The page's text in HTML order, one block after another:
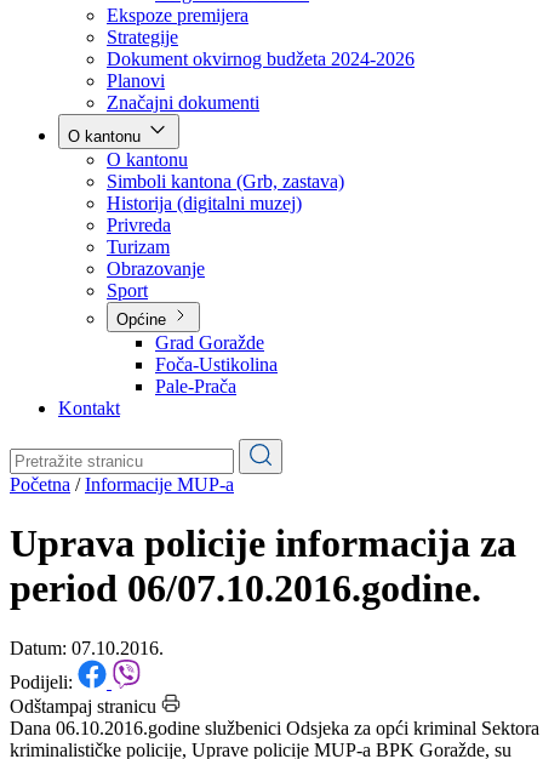
Vlada
Poslovnik
Program rada Vlade
Ekspoze premijera
Strategije
Dokument okvirnog budžeta 2024-2026
Planovi
Značajni dokumenti
O kantonu
O kantonu
Simboli kantona (Grb, zastava)
Historija (digitalni muzej)
Privreda
Turizam
Obrazovanje
Općine
Pale-Prača
Kontakt
Početna/Informacije MUP-a
Uprava policije informacija za
period 06/07.10.2016.godine.
Datum: 07.10.2016.
Podijeli: